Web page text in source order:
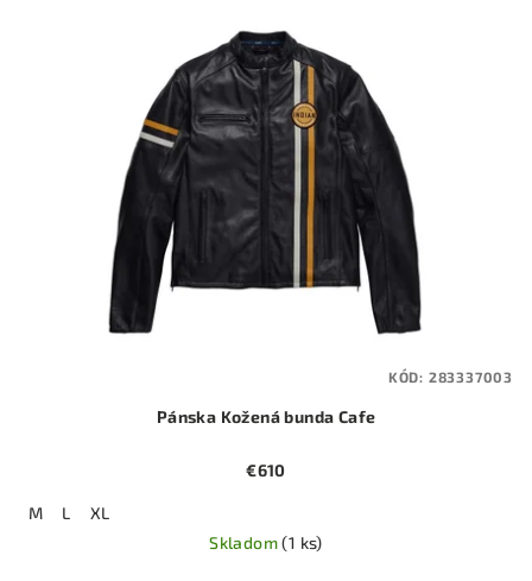
Pánska Kožená bunda Cafe
€610
M L
XL
Skladom(1 ks)
KÓD: 283337003